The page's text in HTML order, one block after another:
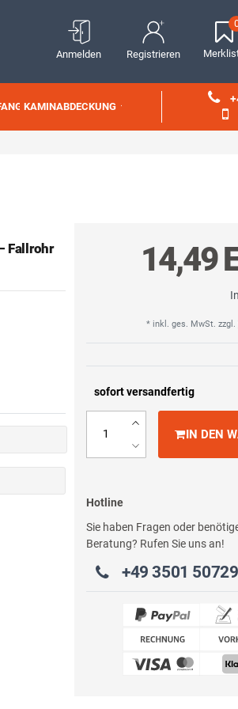
Anmelden Registrieren
KAMINABDECKUNG
14,49
* inkl. ges. MwSt. zzgl.
sofort versandfertig
IN DEN
Hotline
Sie haben Fragen oder
Beratung? Rufen Sie uns an!
+49 3501
Fallrohr